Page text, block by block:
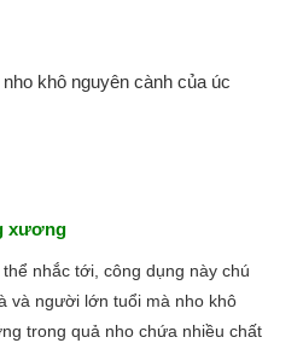
xương
nhắc tới, công dụng này chú
và người lớn tuổi mà nho khô
trong quả nho chứa nhiều chất